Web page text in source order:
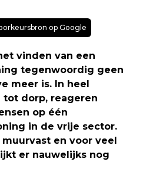
op Google
vinden van een
tegenwoordig geen
meer is. In heel
tot dorp, reageren
op één
in de vrije sector.
en voor veel
er nauwelijks nog